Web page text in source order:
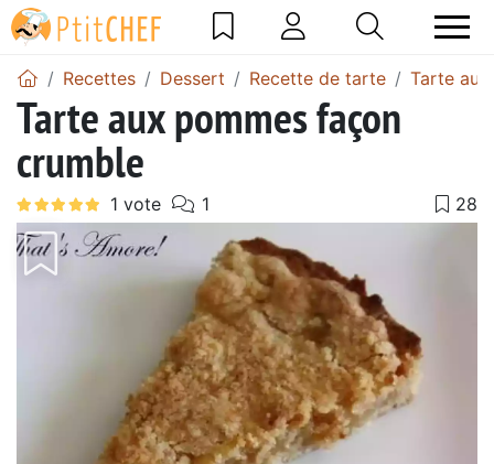
Recettes Dessert Recette de tarte Tarte
Tarte aux pommes façon
crumble